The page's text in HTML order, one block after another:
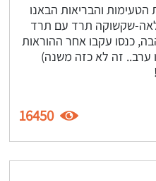
והבריאות הבאנו
שקשוקה תרד עם תרד
אהבה, כנסו עקבו אחר ההוראות
ערב.. זה לא כזה משנה)
16450